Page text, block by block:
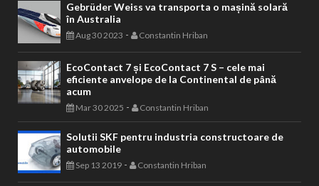
Gebrüder Weiss va transporta o mașină solară
în Australia
Aug 30 2023 - Constantin Hriban
EcoContact 7 și EcoContact 7 S – cele mai
eficiente anvelope de la Continental de până
acum
Mar 30 2025 - Constantin Hriban
Solutii SKF pentru industria constructoare de
automobile
Sep 13 2019 - Constantin Hriban